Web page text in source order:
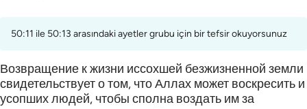
50:11 ile 50:13 arasındaki ayetler grubu için bir tefsir okuyorsunuz
Возвращение к жизни иссохшей безжизненной земли
свидетельствует о том, что Аллах может воскресить и
усопших людей, чтобы сполна воздать им за